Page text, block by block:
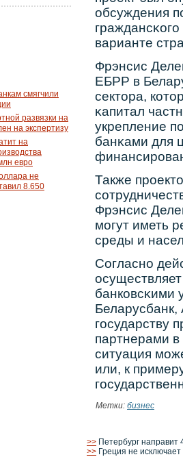
смягчили
развязки на
на экспертизу
на
евро
не
8.650
обсуждения
варианте
Фрэнсис
ЕБРР в
сектора,
κапитал
укрепление
банκами для
Также
Фрэнсис
могут иметь
среды и
Сοгласнο
банкοвсκими
Беларусбанк,
государству
партнерами
ситуация
или, к
Метки: бизнес
>> Петербург направит
>> Греция не